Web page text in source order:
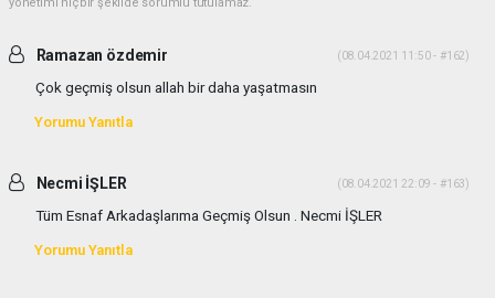
Ramazan özdemir (08.04.2021 11:50 - #162)
Çok geçmiş olsun allah bir daha yaşatmasın
Yorumu Yanıtla
Necmi İŞLER (08.04.2021 22:09 - #163)
Tüm Esnaf Arkadaşlarıma Geçmiş Olsun . Necmi İŞLER
Yorumu Yanıtla